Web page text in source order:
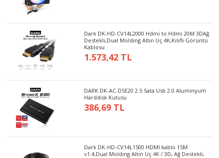
Dark DK-HD-CV14L2000 Hdmi to Hdmi 20M 3DAğ
Destekli,Dual Molding Altın Uç 4K,Kılıflı Görüntü
Kablosu
1.573,42 TL
DARK DK-AC-DSE20 2.5 Sata Usb 2.0 Aluminyum
Harddisk Kutusu
386,69 TL
Dark DK-HD-CV14L1500 HDMI kablo 15M
v1.4,Dual Molding Altın Uç 4K / 3D, Ağ Destekli,